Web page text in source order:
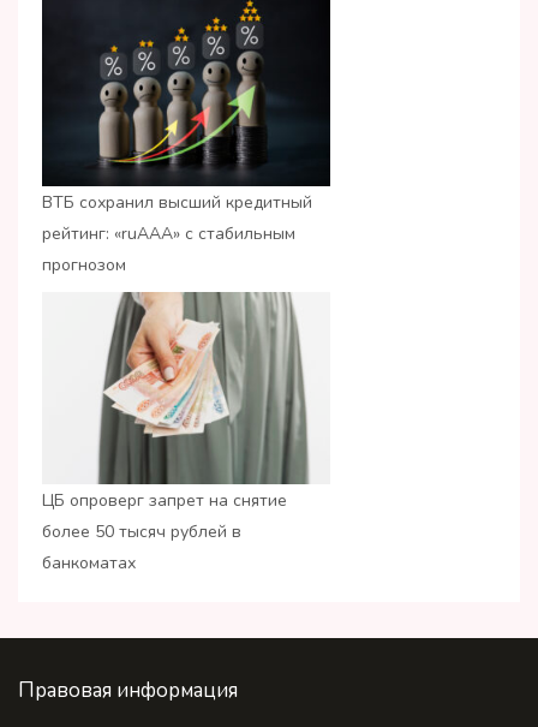
ВТБ сохранил высший кредитный
рейтинг: «ruАAA» с стабильным
прогнозом
ЦБ опроверг запрет на снятие
более 50 тысяч рублей в
банкоматах
Правовая информация